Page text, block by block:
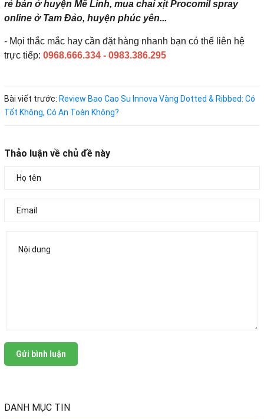
DANH MỤC TIN
rẻ bán ở huyện Mê Linh, mua chai xịt Procomil spray
online ở Tam Đảo, huyện phúc yên...
- Mọi thắc mắc hay cần đặt hàng nhanh bạn có thể liên hệ
trực tiếp: 0968.666.334 - 0983.386.295
Bài viết trước: Review Bao Cao Su Innova Vàng Dotted & Ribbed: Có
Tốt Không, Có An Toàn Không?
Thảo luận về chủ đề này
Gửi bình luận